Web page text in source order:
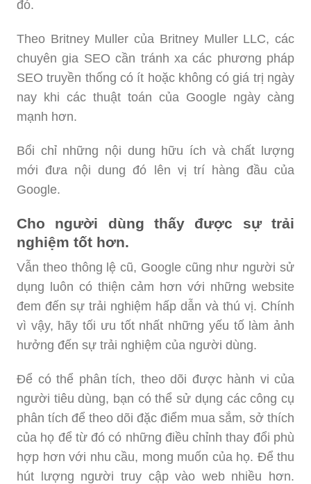
đó.
Theo Britney Muller của Britney Muller LLC, các
chuyên gia SEO cần tránh xa các phương pháp
SEO truyền thống có ít hoặc không có giá trị ngày
nay khi các thuật toán của Google ngày càng
mạnh hơn.
Bổi chỉ những nội dung hữu ích và chất lượng
mới đưa nội dung đó lên vị trí hàng đầu của
Google.
Cho người dùng thấy được sự trải
nghiệm tốt hơn.
Vẫn theo thông lệ cũ, Google cũng như người sử
dụng luôn có thiện cảm hơn với những website
đem đến sự trải nghiệm hấp dẫn và thú vị. Chính
vì vậy, hãy tối ưu tốt nhất những yếu tố làm ảnh
hưởng đến sự trải nghiệm của người dùng.
Để có thể phân tích, theo dõi được hành vi của
người tiêu dùng, bạn có thể sử dụng các công cụ
phân tích để theo dõi đặc điểm mua sắm, sở thích
của họ để từ đó có những điều chỉnh thay đổi phù
hợp hơn với nhu cầu, mong muốn của họ. Để thu
hút lượng người truy cập vào web nhiều hơn.